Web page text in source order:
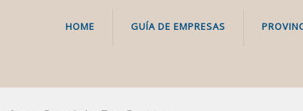
HOME GUÍA DE EMPRESAS